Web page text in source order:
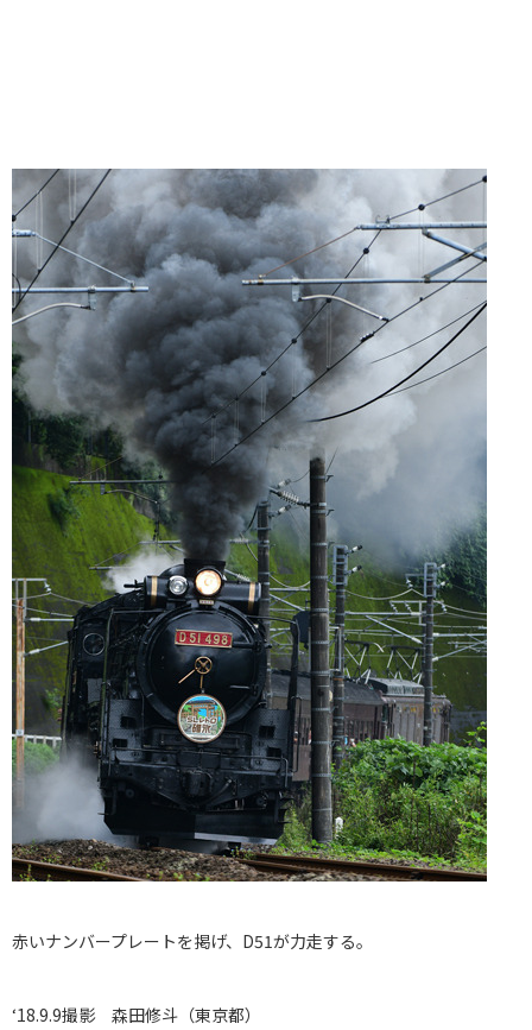
赤いナンバープレートを掲げ、D51が力走する。
‘18.9.9撮影 森田修斗（東京都）